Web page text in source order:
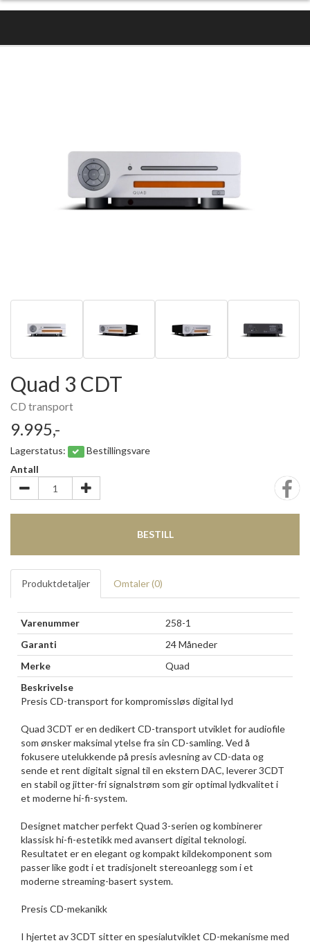
Quad 3 CDT
CD transport
9.995,-
Lagerstatus:
Bestillingsvare
Antall
BESTILL
Produktdetaljer Omtaler (0)
Varenummer
258-1
Garanti
24 Måneder
Merke
Quad
Beskrivelse
Presis CD-transport for kompromissløs digital lyd
Quad 3CDT er en dedikert CD-transport utviklet for audiofile
som ønsker maksimal ytelse fra sin CD-samling. Ved å
fokusere utelukkende på presis avlesning av CD-data og
sende et rent digitalt signal til en ekstern DAC, leverer 3CDT
en stabil og jitter-fri signalstrøm som gir optimal lydkvalitet i
et moderne hi-fi-system.
Designet matcher perfekt Quad 3-serien og kombinerer
klassisk hi-fi-estetikk med avansert digital teknologi.
Resultatet er en elegant og kompakt kildekomponent som
passer like godt i et tradisjonelt stereoanlegg som i et
moderne streaming-basert system.
Presis CD-mekanikk
I hjertet av 3CDT sitter en spesialutviklet CD-mekanisme med